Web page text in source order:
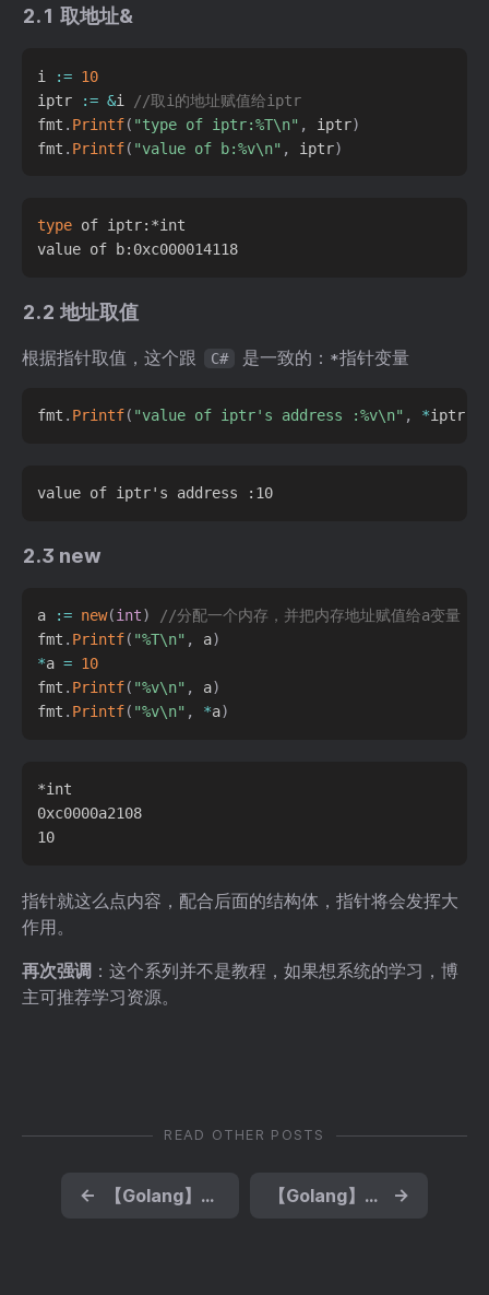
2.1 取地址&
i := 10
iptr
:= &i
//取i的地址赋值给iptr
fmt . Printf( "type of iptr:%T\n" , iptr)
fmt . Printf( "value of b:%v\n" , iptr)
type of iptr:*int
2.2 地址取值
根据指针取值，这个跟 C# 是一致的：*指针变量
fmt . Printf( "value of iptr's address :%v\n" , *iptr
2.3 new
a := new(int)
//分配一个内存，并把内存地址赋值给a变量
fmt . Printf( "%T\n" , a)
*a = 10
fmt . Printf( "%v\n" , a)
fmt . Printf( "%v\n" , *a)
*int
0xc0000a2108
指针就这么点内容，配合后面的结构体，指针将会发挥大
作用。
再次强调 ：这个系列并不是教程，如果想系统的学习，博
主可推荐学习资源。
READ OTHER POSTS
← 【Golang】快速复习指南QuickReview（六）——struct 【Golang】快速复习指南QuickReview（四）——函数 →